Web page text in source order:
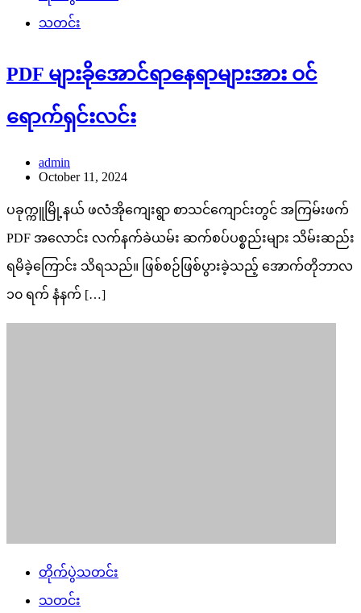
သတင်း
PDF များခိုအောင်ရာနေရာများအား ဝင်
ရောက်ရှင်းလင်း
admin
October 11, 2024
ပခုက္ကူမြို့နယ် ဖလံအိုကျေးရွာ စာသင်ကျောင်းတွင် အကြမ်းဖက်
PDF အလောင်း လက်နက်ခဲယမ်း ဆက်စပ်ပစ္စည်းများ သိမ်းဆည်း
ရမိခဲ့ကြောင်း သိရသည်။ ဖြစ်စဉ်ဖြစ်ပွားခဲ့သည့် အောက်တိုဘာလ
၁၀ ရက် နံနက် […]
တိုက်ပွဲသတင်း
သတင်း